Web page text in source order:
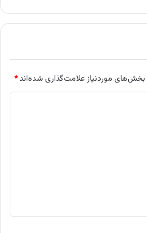
بخش‌های موردنیاز علامت‌گذاری شده‌اند*